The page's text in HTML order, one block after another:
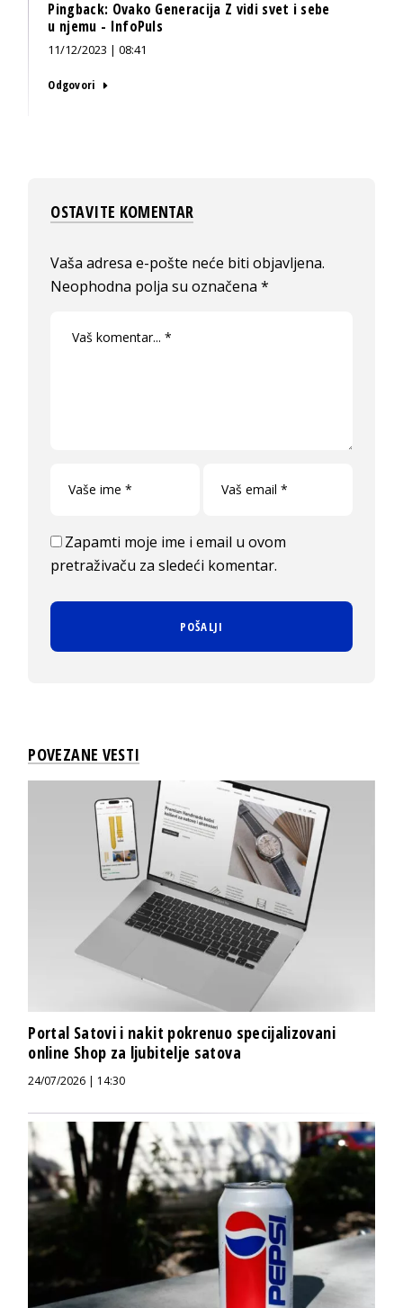
Pingback: Ovako Generacija Z vidi svet i sebe
u njemu - InfoPuls
11/12/2023 | 08:41
Odgovori
OSTAVITE KOMENTAR
Vaša adresa e-pošte neće biti objavljena.
Neophodna polja su označena*
Zapamti moje ime i email u ovom
pretraživaču za sledeći komentar.
POVEZANE VESTI
Portal Satovi i nakit pokrenuo specijalizovani
online Shop za ljubitelje satova
24/07/2026 | 14:30